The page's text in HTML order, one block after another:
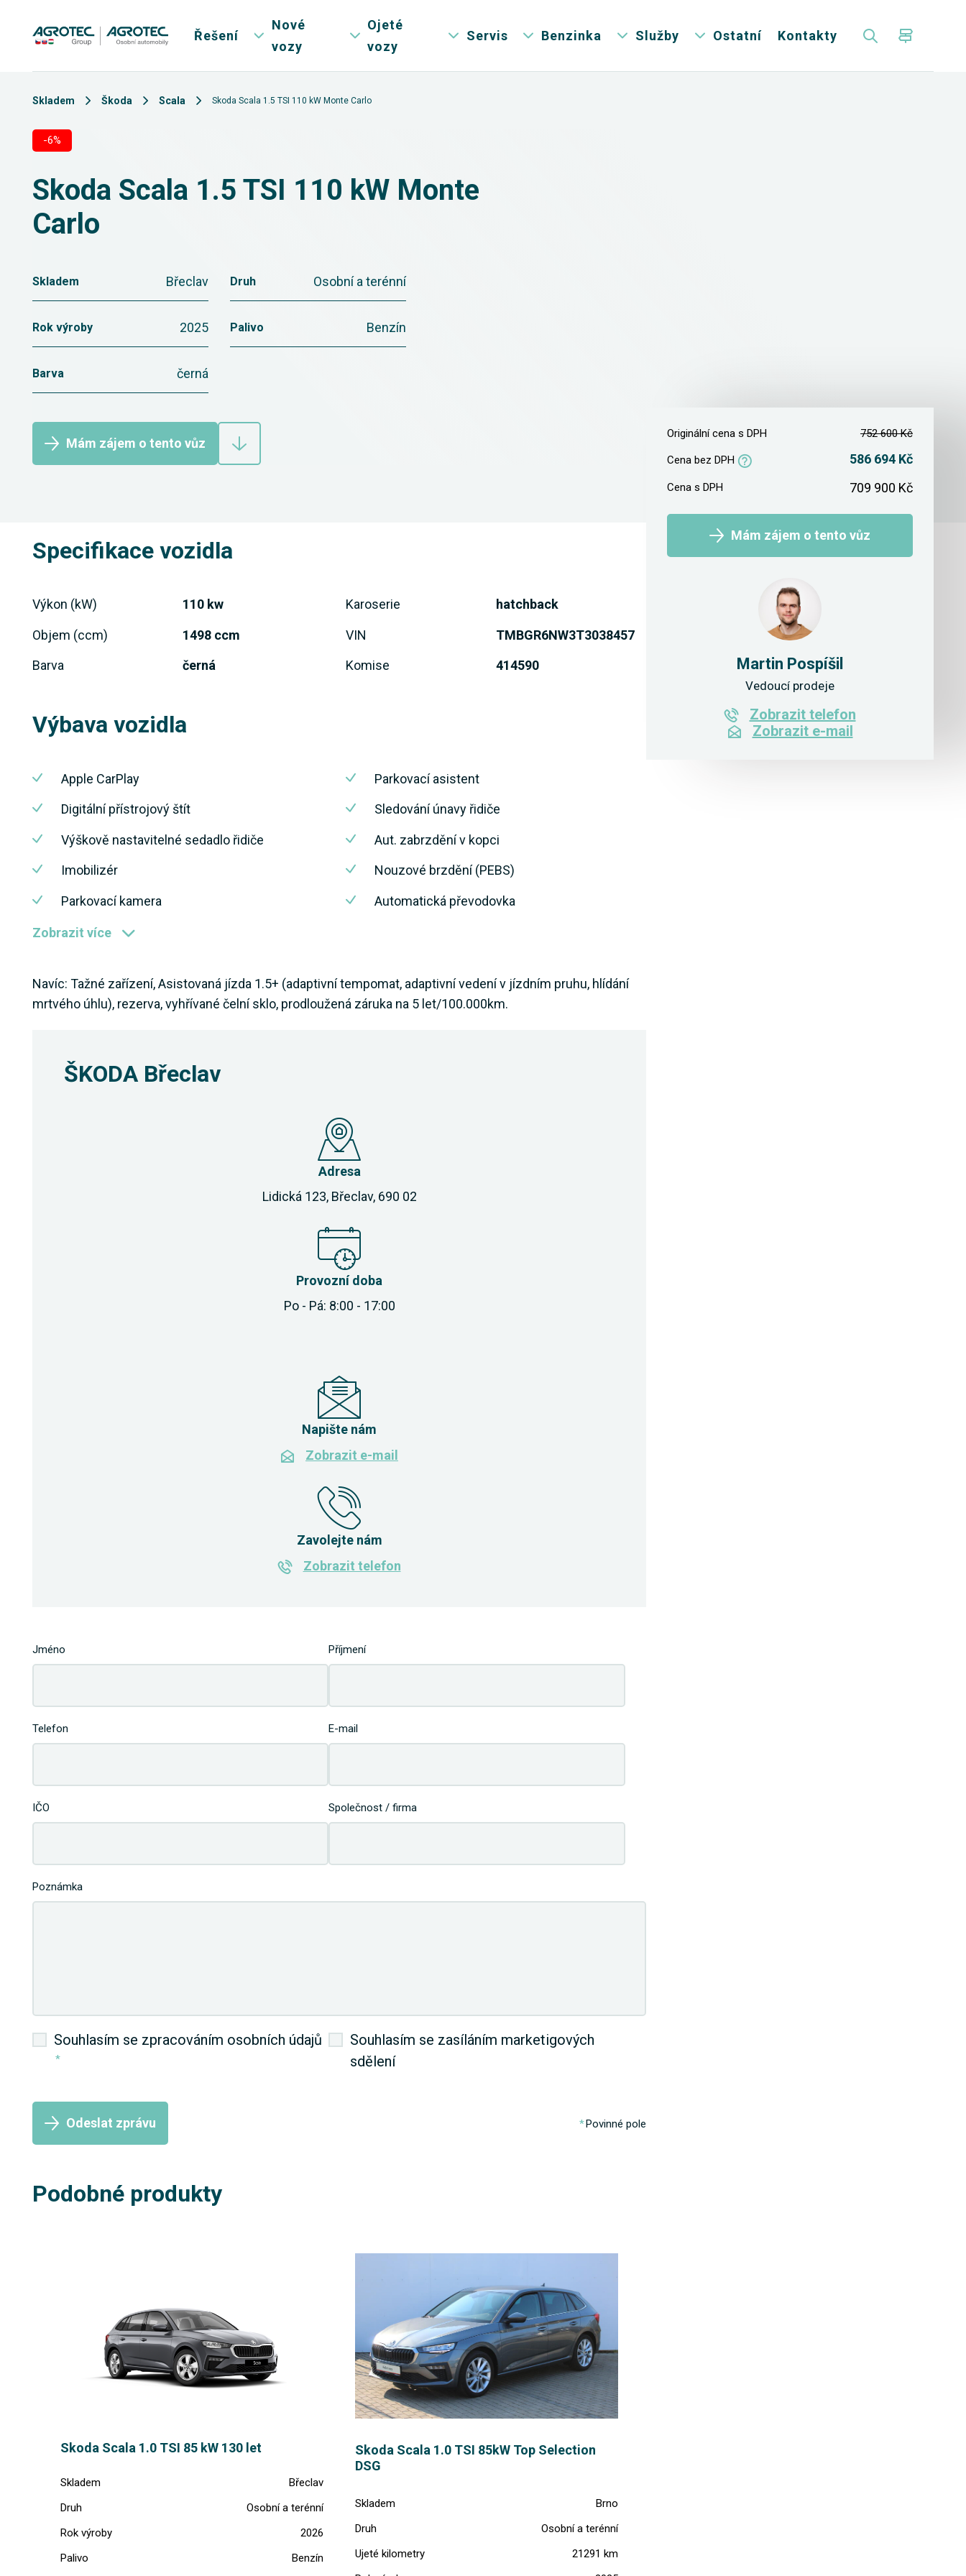
Řešení
Nové
vozy
Ojeté
vozy
Servis Benzinka Služby Ostatní Kontakty
Skladem Škoda Scala Skoda Scala 1.5 TSI 110 kW Monte Carlo
-6%
Skoda Scala 1.5 TSI 110 kW Monte
Carlo
Skladem Břeclav Druh Osobní a terénní
Rok výroby 2025 Palivo Benzín
Barva černá
Mám zájem o tento vůz
Specifikace vozidla
Výkon (kW) 110 kw
Objem (ccm) 1498 ccm
Barva černá
Karoserie hatchback
VIN TMBGR6NW3T3038457
Komise 414590
Výbava vozidla
Apple CarPlay
Digitální přístrojový štít
Výškově nastavitelné sedadlo řidiče
Imobilizér
Parkovací kamera
Parkovací asistent
Sledování únavy řidiče
Aut. zabrzdění v kopci
Nouzové brzdění (PEBS)
Automatická převodovka
Zobrazit více
Navíc: Tažné zařízení, Asistovaná jízda 1.5+ (adaptivní tempomat, adaptivní vedení v jízdním pruhu, hlídání
mrtvého úhlu), rezerva, vyhřívané čelní sklo, prodloužená záruka na 5 let/100.000km.
ŠKODA Břeclav
Adresa
Lidická 123, Břeclav, 690 02
Provozní doba
Po - Pá: 8:00 - 17:00
Napište nám
Zobrazit e-mail
Zavolejte nám
Zobrazit telefon
Jméno Příjmení
Telefon E-mail
IČO Společnost / firma
Poznámka
Souhlasím se zpracováním osobních údajů
*
Souhlasím se zasíláním marketigových
sdělení
Odeslat zprávu Povinné pole
Podobné produkty
Skoda Scala 1.0 TSI 85 kW 130 let
Skladem
Břeclav
Druh
Osobní a terénní
Rok výroby
2026
Palivo
Benzín
Skoda Scala 1.0 TSI 85kW Top Selection
DSG
Skladem
Brno
Druh
Osobní a terénní
Ujeté kilometry
21291 km
Originální cena s DPH 752 600 Kč
Cena bez DPH 586 694 Kč
Cena s DPH 709 900 Kč
Mám zájem o tento vůz
Martin Pospíšil
Vedoucí prodeje
Zobrazit telefon
Zobrazit e-mail